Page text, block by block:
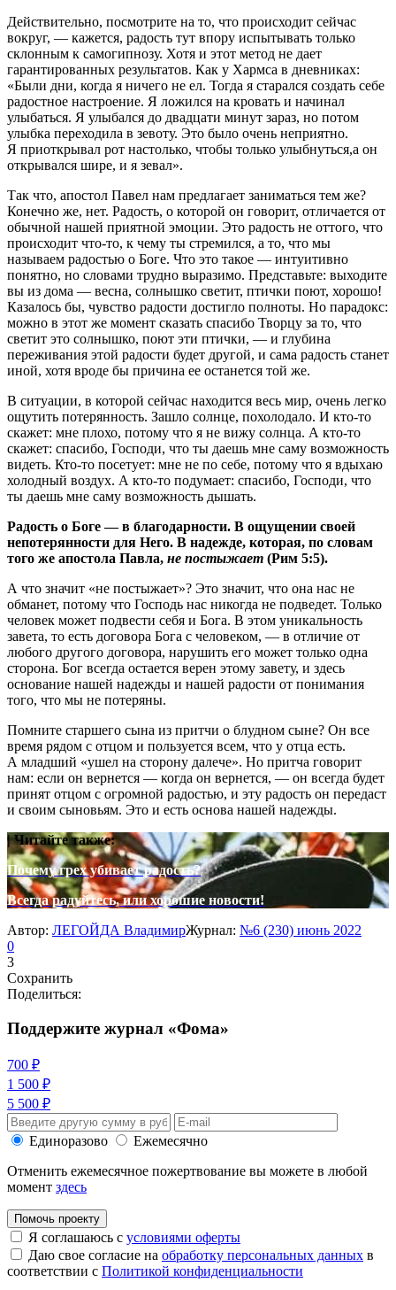
Действительно, посмотрите на то, что происходит сейчас
вокруг, — кажется, радость тут впору испытывать только
склонным к самогипнозу. Хотя и этот метод не дает
гарантированных результатов. Как у Хармса в дневниках:
«Были дни, когда я ничего не ел. Тогда я старался создать себе
радостное настроение. Я ложился на кровать и начинал
улыбаться. Я улыбался до двадцати минут зараз, но потом
улыбка переходила в зевоту. Это было очень неприятно.
Я приоткрывал рот настолько, чтобы только улыбнуться,а он
открывался шире, и я зевал».
Так что, апостол Павел нам предлагает заниматься тем же?
Конечно же, нет. Радость, о которой он говорит, отличается от
обычной нашей приятной эмоции. Это радость не оттого, что
происходит что-то, к чему ты стремился, а то, что мы
называем радостью о Боге. Что это такое — интуитивно
понятно, но словами трудно выразимо. Представьте: выходите
вы из дома — весна, солнышко светит, птички поют, хорошо!
Казалось бы, чувство радости достигло полноты. Но парадокс:
можно в этот же момент сказать спасибо Творцу за то, что
светит это солнышко, поют эти птички, — и глубина
переживания этой радости будет другой, и сама радость станет
иной, хотя вроде бы причина ее останется той же.
В ситуации, в которой сейчас находится весь мир, очень легко
ощутить потерянность. Зашло солнце, похолодало. И кто-то
скажет: мне плохо, потому что я не вижу солнца. А кто-то
скажет: спасибо, Господи, что ты даешь мне саму возможность
видеть. Кто-то посетует: мне не по себе, потому что я вдыхаю
холодный воздух. А кто-то подумает: спасибо, Господи, что
ты даешь мне саму возможность дышать.
Радость о Боге — в благодарности. В ощущении своей
непотерянности для Него. В надежде, которая, по словам
того же апостола Павла, не постыжает (Рим 5:5).
А что значит «не постыжает»? Это значит, что она нас не
обманет, потому что Господь нас никогда не подведет. Только
человек может подвести себя и Бога. В этом уникальность
завета, то есть договора Бога с человеком, — в отличие от
любого другого договора, нарушить его может только одна
сторона. Бог всегда остается верен этому завету, и здесь
основание нашей надежды и нашей радости от понимания
того, что мы не потеряны.
Помните старшего сына из притчи о блудном сыне? Он все
время рядом с отцом и пользуется всем, что у отца есть.
А младший «ушел на сторону далече». Но притча говорит
нам: если он вернется — когда он вернется, — он всегда будет
принят отцом с огромной радостью, и эту радость он передаст
и своим сыновьям. Это и есть основа нашей надежды.
| Читайте также:
Почему грех убивает радость?
Всегда радуйтесь, или хорошие новости!
Автор: ЛЕГОЙДА ВладимирЖурнал: №6 (230) июнь 2022
0
3
Сохранить
Поделиться:
Поддержите журнал «Фома»
700 ₽
1 500 ₽
5 500 ₽
Единоразово
Ежемесячно
Отменить ежемесячное пожертвование вы можете в любой
момент здесь
Помочь проекту
Я соглашаюсь с условиями оферты
Даю свое согласие на обработку персональных данных в
соответствии с Политикой конфиденциальности